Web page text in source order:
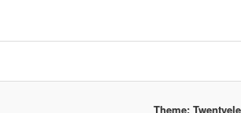
Theme: